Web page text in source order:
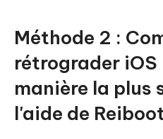
Méthode 2 :
rétrograder iOS
manière la plus
l'aide de